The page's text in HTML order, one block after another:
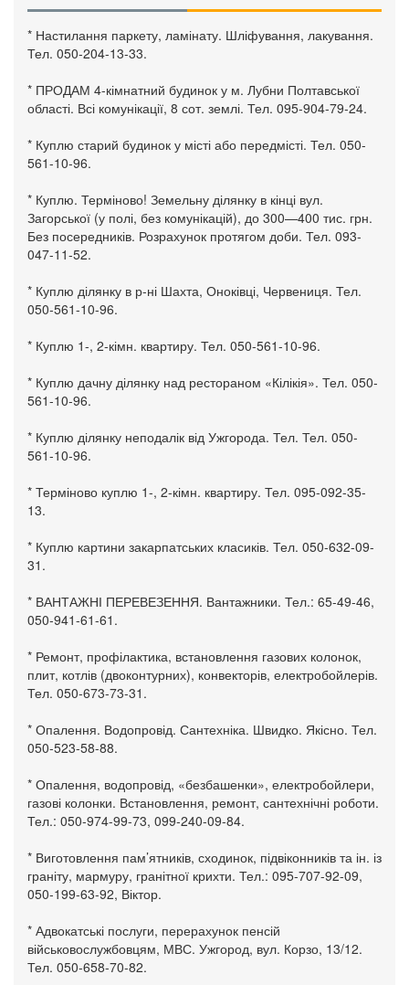
* Настилання паркету, ламінату. Шліфування, лакування.
Тел. 050-204-13-33.
* ПРОДАМ 4-кімнатний будинок у м. Лубни Полтавської
області. Всі комунікації, 8 сот. землі. Тел. 095-904-79-24.
* Куплю старий будинок у місті або передмісті. Тел. 050-
561-10-96.
* Куплю. Терміново! Земельну ділянку в кінці вул.
Загорської (у полі, без комунікацій), до 300—400 тис. грн.
Без посередників. Розрахунок протягом доби. Тел. 093-
047-11-52.
* Куплю ділянку в р-ні Шахта, Оноківці, Червениця. Тел.
050-561-10-96.
* Куплю 1-, 2-кімн. квартиру. Тел. 050-561-10-96.
* Куплю дачну ділянку над рестораном «Кілікія». Тел. 050-
561-10-96.
* Куплю ділянку неподалік від Ужгорода. Тел. Тел. 050-
561-10-96.
* Терміново куплю 1-, 2-кімн. квартиру. Тел. 095-092-35-
13.
* Куплю картини закарпатських класиків. Тел. 050-632-09-
31.
* ВАНТАЖНІ ПЕРЕВЕЗЕННЯ. Вантажники. Тел.: 65-49-46,
050-941-61-61.
* Ремонт, профілактика, встановлення газових колонок,
плит, котлів (двоконтурних), конвекторів, електробойлерів.
Тел. 050-673-73-31.
* Опалення. Водопровід. Сантехніка. Швидко. Якісно. Тел.
050-523-58-88.
* Опалення, водопровід, «безбашенки», електробойлери,
газові колонки. Встановлення, ремонт, сантехнічні роботи.
Тел.: 050-974-99-73, 099-240-09-84.
* Виготовлення пам’ятників, сходинок, підвіконників та ін. із
граніту, мармуру, гранітної крихти. Тел.: 095-707-92-09,
050-199-63-92, Віктор.
* Адвокатські послуги, перерахунок пенсій
військовослужбовцям, МВС. Ужгород, вул. Корзо, 13/12.
Тел. 050-658-70-82.